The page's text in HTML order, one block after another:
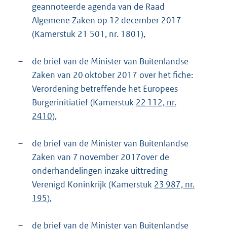
geannoteerde agenda van de Raad
Algemene Zaken op 12 december 2017
(Kamerstuk 21 501, nr. 1801),
–
de brief van de Minister van Buitenlandse
Zaken van 20 oktober 2017 over het fiche:
Verordening betreffende het Europees
Burgerinitiatief (Kamerstuk 22 112, nr.
2410),
–
de brief van de Minister van Buitenlandse
Zaken van 7 november 2017over de
onderhandelingen inzake uittreding
Verenigd Koninkrijk (Kamerstuk 23 987, nr.
195),
–
de brief van de Minister van Buitenlandse